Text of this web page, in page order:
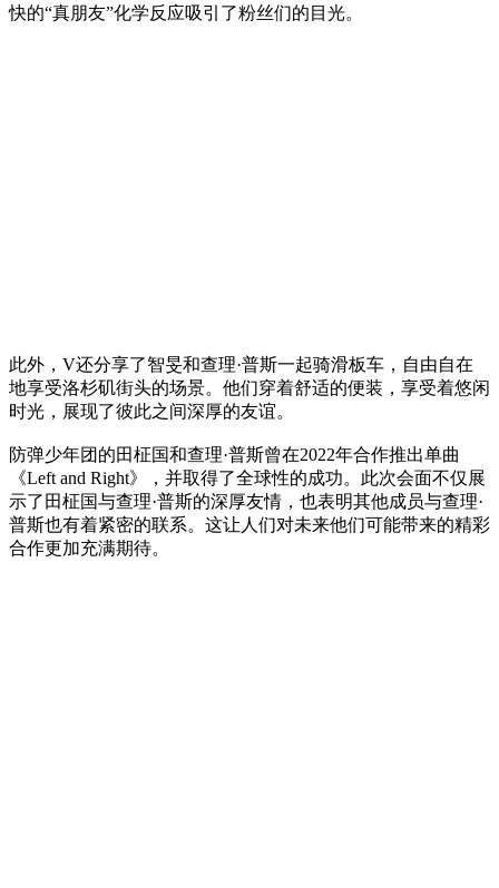
快的“真朋友”化学反应吸引了粉丝们的目光。
此外，V还分享了智旻和查理·普斯一起骑滑板车，自由自在
地享受洛杉矶街头的场景。他们穿着舒适的便装，享受着悠闲
时光，展现了彼此之间深厚的友谊。
防弹少年团的田柾国和查理·普斯曾在2022年合作推出单曲
《Left and Right》，并取得了全球性的成功。此次会面不仅展
示了田柾国与查理·普斯的深厚友情，也表明其他成员与查理·
普斯也有着紧密的联系。这让人们对未来他们可能带来的精彩
合作更加充满期待。